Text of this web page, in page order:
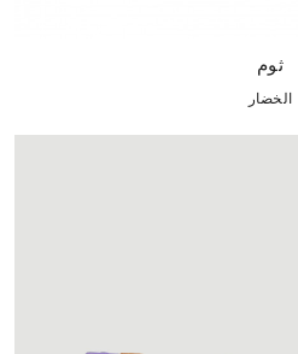
ثوم
الخضار